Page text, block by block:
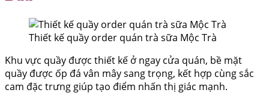
Thiết kế quầy order quán trà sữa Mộc Trà
Khu vực quầy được thiết kế ở ngay cửa quán, bề mặt
quầy được ốp đá vân mây sang trọng, kết hợp cùng sắc
cam đặc trưng giúp tạo điểm nhấn thị giác mạnh.